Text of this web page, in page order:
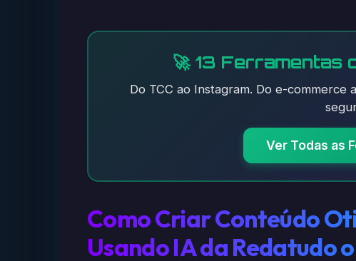
🚀 13 Ferramentas
Do TCC ao Instagram. Do e-
Ver Todas as
Como Criar Conteúdo
Usando IA da Redatudo